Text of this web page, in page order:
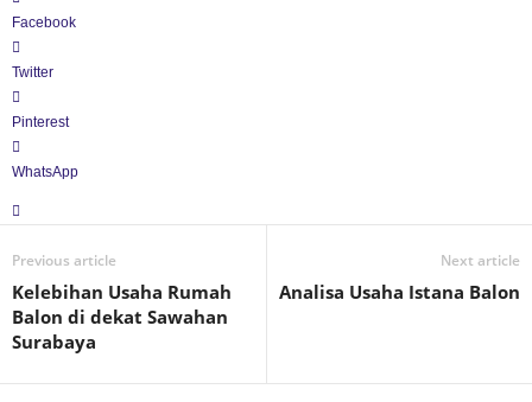
Facebook
Twitter
Pinterest
WhatsApp
Previous article
Kelebihan Usaha Rumah
Balon di dekat Sawahan
Surabaya
Next article
Analisa Usaha Istana Balon